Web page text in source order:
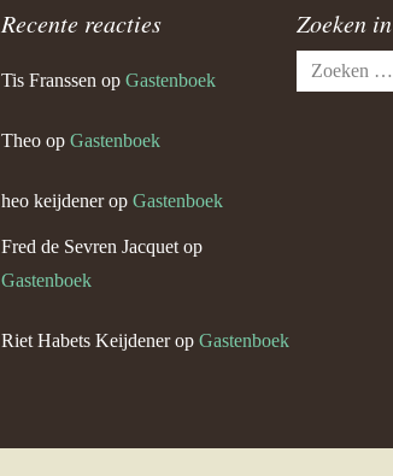
Recente reacties
Tis Franssen op Gastenboek
Theo op Gastenboek
heo keijdenerop Gastenboek
Fred de Sevren Jacquet op
Gastenboek
Riet Habets Keijdenerop Gastenboek
Zoeken
Zoeken
naar: